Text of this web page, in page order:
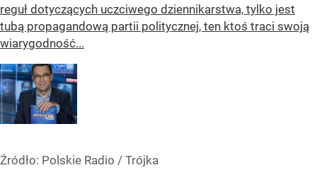
reguł dotyczących uczciwego dziennikarstwa, tylko jest
tubą propagandową partii politycznej, ten ktoś traci swoją
wiarygodność...
Źródło: Polskie Radio / Trójka